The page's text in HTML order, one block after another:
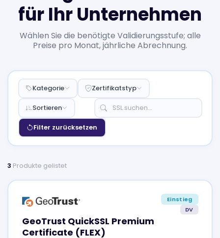
für Ihr Unternehmen
Wählen Sie die benötigte Validierungsstufe; alle
Preise pro Monat, jährliche Abrechnung.
Kategorie Zertifikatstyp
Sortieren
Filter zurücksetzen
3 Produkte gelistet
Einstieg
DV
GeoTrust QuickSSL Premium
Certificate (FLEX)